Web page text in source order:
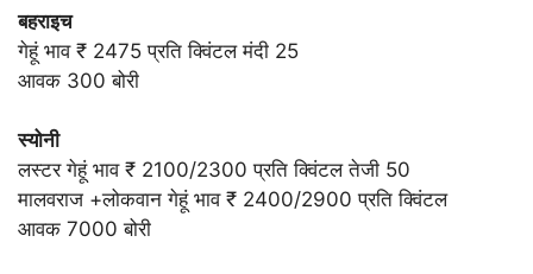
बहराइच
गेहूं भाव ₹ 2475 प्रति क्विंटल मंदी 25
आवक 300 बोरी
स्योनी
लस्टर गेहूं भाव ₹ 2100/2300 प्रति क्विंटल तेजी 50
मालवराज +लोकवान गेहूं भाव ₹ 2400/2900 प्रति क्विंटल
आवक 7000 बोरी